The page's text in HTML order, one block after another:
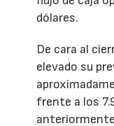
dólares.
De cara al
elevado su
frente a los